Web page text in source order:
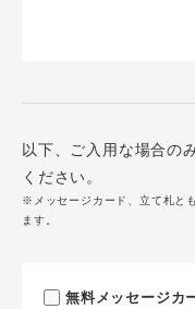
以下、ご入用な場合の
ください。
※メッセージカード、立て札と
ます。
無料メッセージカ